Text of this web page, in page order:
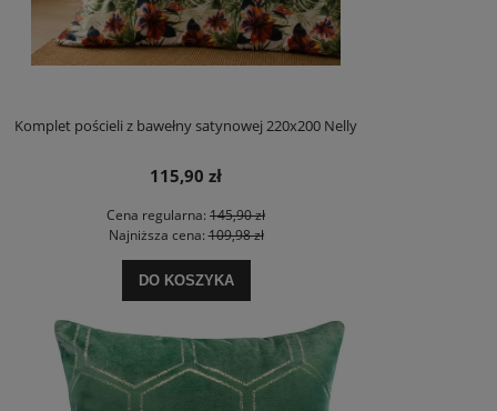
Komplet pościeli z bawełny satynowej 220x200 Nelly
115,90 zł
Cena regularna: 145,90 zł
Najniższa cena:109,98 zł
DO KOSZYKA